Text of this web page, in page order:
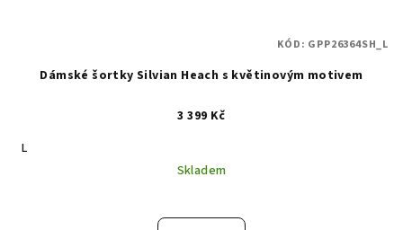
Dámské šortky Silvian Heach s květinovým motivem
3 399 Kč
L
Skladem
KÓD: GPP26364SH_L